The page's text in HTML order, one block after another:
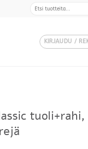
KIRJAUDU /